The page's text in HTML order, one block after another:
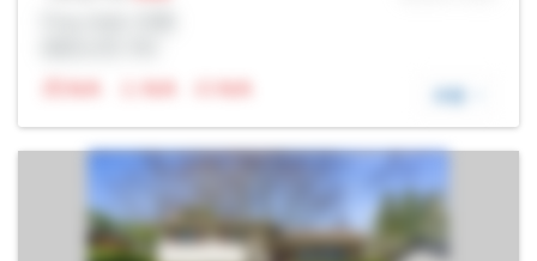
N/A
N/A N/A 详细